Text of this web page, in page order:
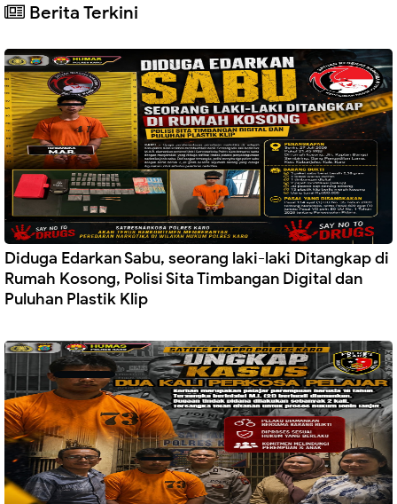
Berita Terkini
Diduga Edarkan Sabu, seorang laki-laki Ditangkap di
Rumah Kosong, Polisi Sita Timbangan Digital dan
Puluhan Plastik Klip